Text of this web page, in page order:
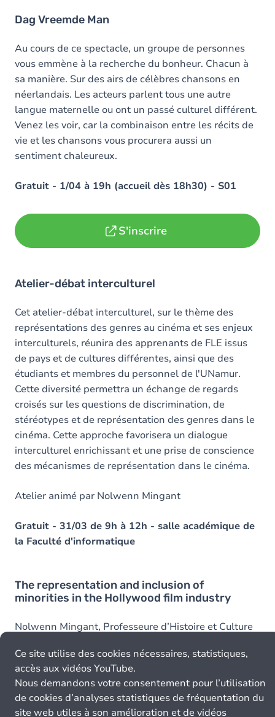
Dag Vreemde Man
Au cours de ce spectacle, un groupe de personnes
vous emmène à la recherche du bonheur. Chacun à
sa manière. Sur des airs de célèbres chansons en
néerlandais. Les acteurs parlent tous une autre
langue maternelle ou ont un passé culturel différent.
Venez les voir, car la combinaison entre les récits de
vie et les chansons vous procurera aussi un
sentiment chaleureux.
Gratuit - 1/04 à 19h (accueil dès 18h30) - S01
S'inscrire
Atelier-débat interculturel
Cet atelier-débat interculturel, sur le thème des
représentations des genres au cinéma et ses enjeux
interculturels, réunira des apprenants de FLE issus
de pays et de cultures différentes, ainsi que des
étudiants et membres du personnel de l'UNamur.
Cette diversité permettra un échange de regards
croisés sur les questions de discrimination, de
stéréotypes et de représentation des genres dans le
cinéma. Cette approche favorisera un dialogue
interculturel enrichissant et une prise de conscience
des mécanismes de représentation dans le cinéma.
Atelier animé par Nolwenn Mingant
Gratuit - 31/03 de 9h à 12h - salle académique de
la Faculté d'informatique
The representation and inclusion of
minorities in the Hollywood film industry
Nolwenn Mingant, Professeure d’Histoire et Culture
Genre, Université d’Angers, viendra nous parler, en
anglais et à l’aide d’extraits de film de la
représentation et de l'inclusion des minorités dans
l'industrie cinématographique hollywoodienne. Dans
Ce site utilise des cookies nécessaires, statistiques,
accès aux vidéos YouTube.
Nous demandons votre consentement pour l’utilisation
de cookies d’analyses statistiques de fréquentation du
site web utiles à son amélioration et de vidéos